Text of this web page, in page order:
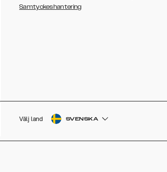
Samtyckeshantering
Välj land SVENSKA
AUSTRALIA
ESPAÑOL